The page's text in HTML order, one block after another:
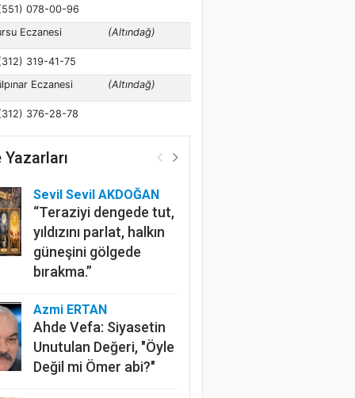
Yazarları
Sevil Sevil AKDOĞAN
“Teraziyi dengede tut,
yıldızını parlat, halkın
güneşini gölgede
bırakma.”
Azmi ERTAN
Ahde Vefa: Siyasetin
Unutulan Değeri, "Öyle
Değil mi Ömer abi?"